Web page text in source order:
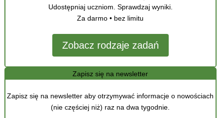
Udostępniaj uczniom. Sprawdzaj wyniki.
Za darmo • bez limitu
Zobacz rodzaje zadań
Zapisz się na newsletter
Zapisz się na newsletter aby otrzymywać informacje o nowościach
(nie częściej niż) raz na dwa tygodnie.